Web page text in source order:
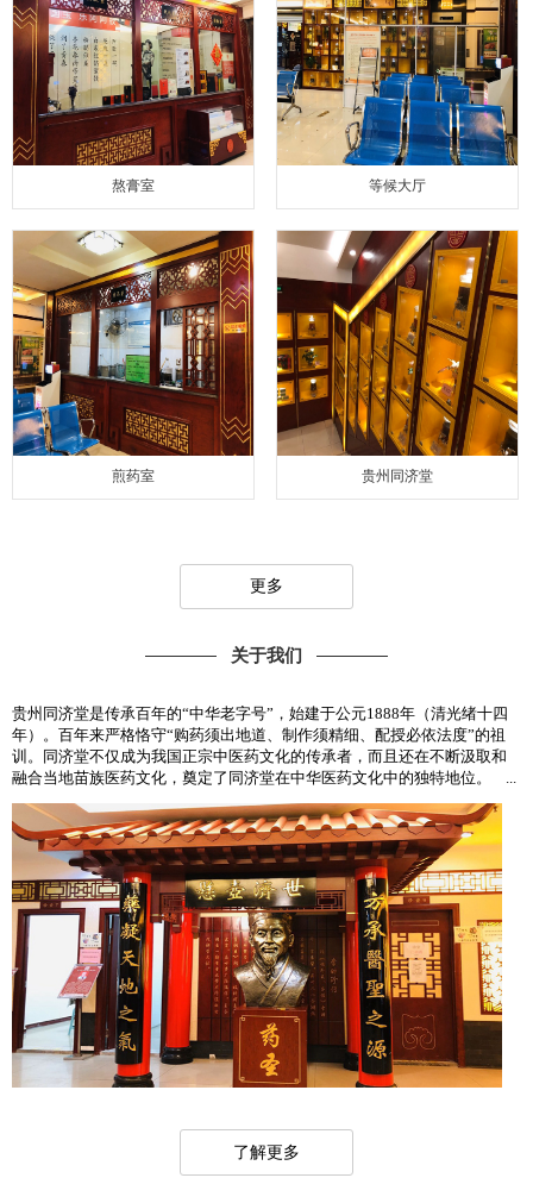
熬膏室 等候大厅
煎药室 贵州同济堂
更多
关于我们
贵州同济堂是传承百年的“中华老字号”，始建于公元1888年（清光绪十四
年）。百年来严格恪守“购药须出地道、制作须精细、配授必依法度”的祖
训。同济堂不仅成为我国正宗中医药文化的传承者，而且还在不断汲取和
融合当地苗族医药文化，奠定了同济堂在中华医药文化中的独特地位。 ...
了解更多